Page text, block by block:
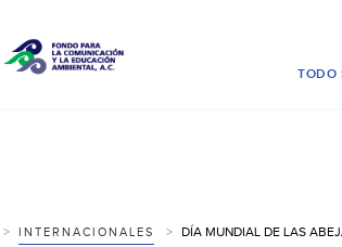
TODO
INTERNACIONALES